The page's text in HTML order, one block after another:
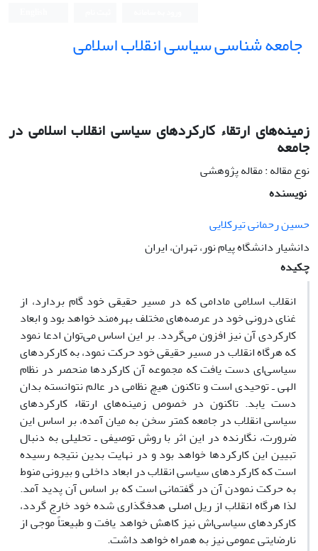
جامعه شناسی سیاسی انقلاب اسلامی
زمینه‌های ارتقاء کارکردهای سیاسی انقلاب اسلامی در
جامعه
نوع مقاله : مقاله پژوهشی
نویسنده
حسین رحمانی تیرکلایی
دانشیار دانشگاه پیام نور، تهران، ایران
چکیده
انقلاب اسلامی مادامی که در مسیر حقیقی خود گام بردارد، از
غنای درونی خود در عرصه‌های مختلف بهره‌مند خواهد بود و ابعاد
کارکردی آن نیز افزون می‌گردد. بر این اساس می‌توان ادعا نمود
که هرگاه انقلاب در مسیر حقیقی خود حرکت نمود، به کارکردهای
سیاسی‌ای دست یافت که مجموعه آن کارکردها منحصر در نظام
الهی ـ توحیدی است و تاکنون هیچ نظامی در عالم نتوانسته بدان
دست یابد. تاکنون در خصوص زمینه‌های ارتقاء کارکردهای
سیاسی انقلاب در جامعه کمتر سخن به میان آمده، بر اساس این
ضرورت، نگارنده در این اثر با روش توصیفی ـ تحلیلی به دنبال
تبیین این کارکردها خواهد بود و در نهایت بدین نتیجه رسیده
است که کارکردهای سیاسی انقلاب در ابعاد داخلی و بیرونی منوط
به حرکت نمودن آن در گفتمانی است که بر اساس آن پدید آمد.
لذا هرگاه انقلاب از ریل اصلی هدفگذاری شده خود خارج گردد،
کارکردهای سیاسی‌اش نیز کاهش خواهد یافت و طبیعتاً موجی از
نارضایتی عمومی نیز به همراه خواهد داشت.